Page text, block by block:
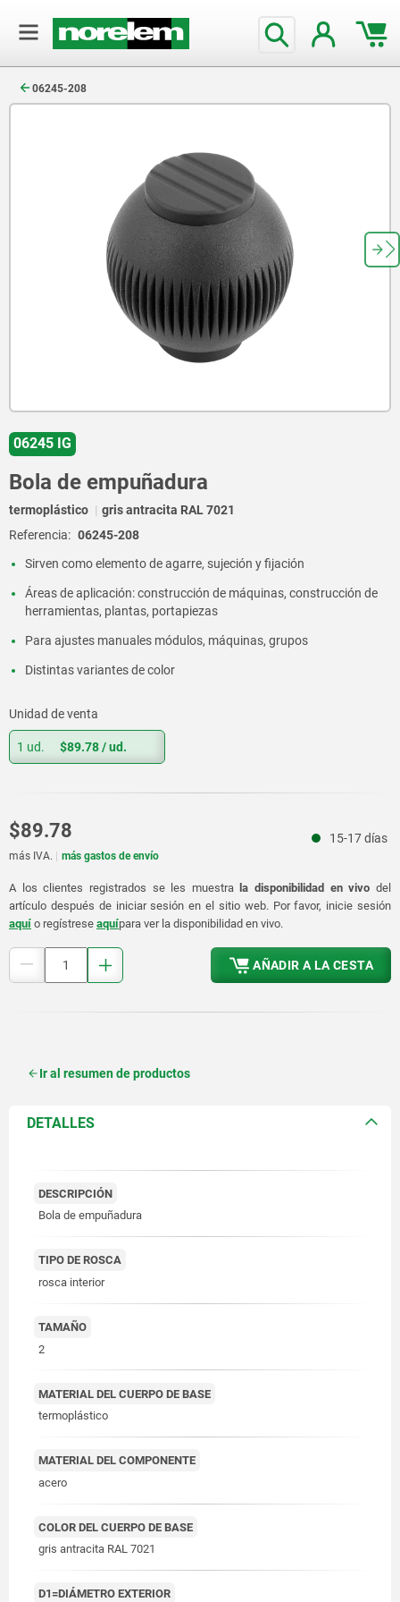
06245-208
06245 IG
Bola de empuñadura
termoplástico
gris antracita RAL 7021
Referencia: 06245-208
Sirven como elemento de agarre, sujeción y fijación
Áreas de aplicación: construcción de máquinas, construcción de
herramientas, plantas, portapiezas
Para ajustes manuales módulos, máquinas, grupos
Distintas variantes de color
Unidad de venta
1 ud. $89.78/ ud.
$89.78 15-17 días
más IVA. más gastos de envío
A los clientes registrados se les muestrala disponibilidad en vivo del
artículo después de iniciar sesión en el sitio web. Por favor, inicie sesión
aquí o regístrese aquípara ver la disponibilidad en vivo.
AÑADIR A LA CESTA
Ir al resumen de productos
DETALLES
DESCRIPCIÓN
Bola de empuñadura
TIPO DE ROSCA
rosca interior
TAMAÑO
2
MATERIAL DEL CUERPO DE BASE
termoplástico
MATERIAL DEL COMPONENTE
acero
COLOR DEL CUERPO DE BASE
gris antracita RAL 7021
D1=DIÁMETRO EXTERIOR